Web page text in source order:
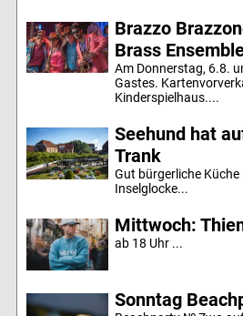
Brazzo
Brass
Am Donnerstag, 6.8.
Gastes.
Kinderspielhaus....
Seehund hat
Trank
Gut bürgerliche
Inselglocke...
Mittwoch:
ab 18 Uhr ...
Sonntag